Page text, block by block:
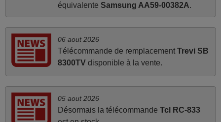
Je suis très content de cet achat. Cette télécommande est
d'une efficacité étonnante. Alors que la télécommande
d'origine ne fonctionnait plus (probablement le LED à
changer), et que certains boutons sur le Combiné Radio-
K7-DVD étaient inopérants. Voilà de quoi donner une
seconde vie à mes deux Panasonic haut de gamme des
années 90
Alain,
équivalente Samsung AA59-00382A.
06 aout 2026
Télécommande de remplacement Trevi SB
8300TVdisponible à la vente.
05 aout 2026
Désormais la télécommande Tcl RC-833